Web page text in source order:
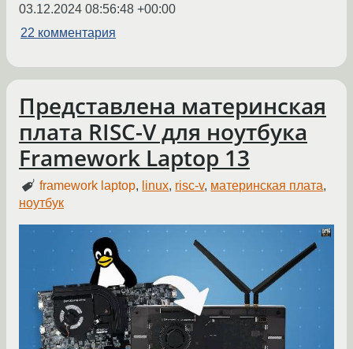
03.12.2024 08:56:48 +00:00
22 комментария
Представлена материнская
плата RISC-V для ноутбука
Framework Laptop 13
framework laptop, linux, risc-v, материнская плата,
ноутбук